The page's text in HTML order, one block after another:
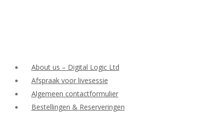
About us – Digital Logic Ltd
Afspraak voor livesessie
Algemeen contactformulier
Bestellingen & Reserveringen